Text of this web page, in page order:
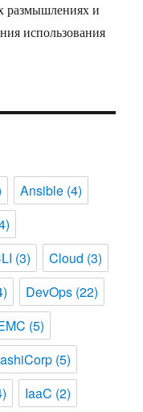
размышлениях и
использования
Ansible (4)
(3) Cloud (3)
DevOps (22)
(5)
(5)
IaaC (2)